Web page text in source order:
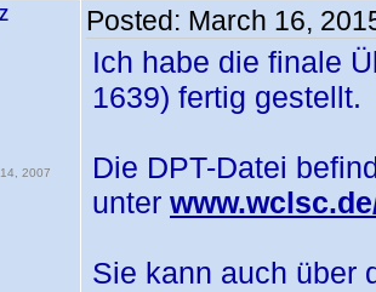
2007
Posted: March 16,
Ich habe die finale
1639) fertig gestellt.
Die DPT-Datei
unter
Sie kann auch über